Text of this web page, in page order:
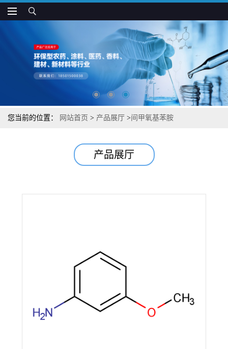
您当前的位置： 网站首页 > 产品展厅 >间甲氧基苯胺
产品展厅